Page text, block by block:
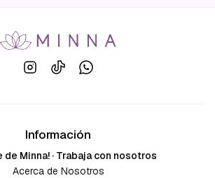
Información
de Minna! · Trabaja con nosotros
Acerca de Nosotros